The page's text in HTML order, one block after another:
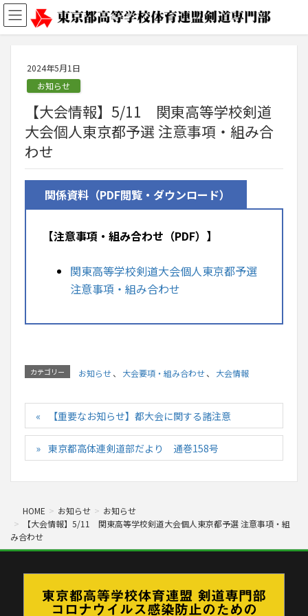
2024年5月1日
お知らせ
【大会情報】5/11 関東高等学校剣道
大会個人東京都予選 注意事項・組み合
わせ
関係資料（PDF閲覧・ダウンロード）
【注意事項・組み合わせ（PDF）】
関東高等学校剣道大会個人東京都予選
注意事項・組み合わせ
カテゴリー お知らせ、 大会要項・組み合わせ、 大会情報
【重要なお知らせ】都大会に関する諸注意
東京都高体連剣道部だより 通巻158号
HOME お知らせ
お知らせ
【大会情報】5/11 関東高等学校剣道大会個人東京都予選 注意事項・組
み合わせ